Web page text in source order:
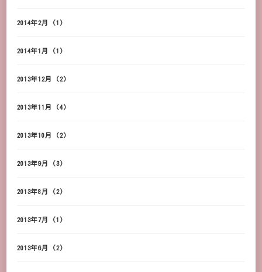
2014年2月 (1)
2014年1月 (1)
2013年12月 (2)
2013年11月 (4)
2013年10月 (2)
2013年9月 (3)
2013年8月 (2)
2013年7月 (1)
2013年6月 (2)